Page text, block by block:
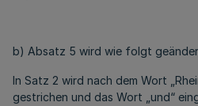
b) Absatz 5 wird wie folgt
In Satz 2 wird nach dem Wort
gestrichen und das Wort „und“